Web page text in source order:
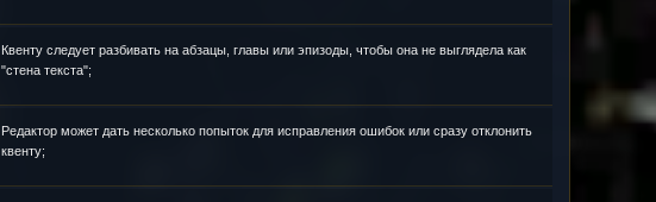
Квенту следует разбивать на абзацы, главы или эпизоды, чтобы она не выглядела как
"стена текста";
Редактор может дать несколько попыток для исправления ошибок или сразу отклонить
квенту;